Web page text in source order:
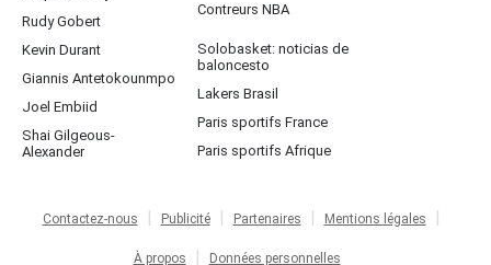
Rudy Gobert
Kevin Durant
Giannis Antetokounmpo
Joel Embiid
Shai Gilgeous-
Alexander
Contreurs NBA
Solobasket: noticias de
baloncesto
Lakers Brasil
Paris sportifs France
Paris sportifs Afrique
Contactez-nous Publicité Partenaires Mentions légales
À propos Données personnelles